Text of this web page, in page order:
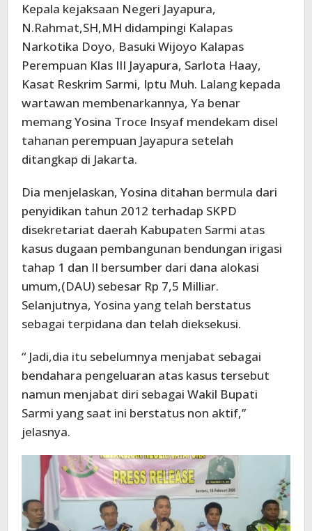
Kepala kejaksaan Negeri Jayapura,
N.Rahmat,SH,MH didampingi Kalapas
Narkotika Doyo, Basuki Wijoyo Kalapas
Perempuan Klas III Jayapura, Sarlota Haay,
Kasat Reskrim Sarmi, Iptu Muh. Lalang kepada
wartawan membenarkannya, Ya benar
memang Yosina Troce Insyaf mendekam disel
tahanan perempuan Jayapura setelah
ditangkap di Jakarta.
Dia menjelaskan, Yosina ditahan bermula dari
penyidikan tahun 2012 terhadap SKPD
disekretariat daerah Kabupaten Sarmi atas
kasus dugaan pembangunan bendungan irigasi
tahap 1 dan II bersumber dari dana alokasi
umum,(DAU) sebesar Rp 7,5 Milliar.
Selanjutnya, Yosina yang telah berstatus
sebagai terpidana dan telah dieksekusi.
“ Jadi,dia itu sebelumnya menjabat sebagai
bendahara pengeluaran atas kasus tersebut
namun menjabat diri sebagai Wakil Bupati
Sarmi yang saat ini berstatus non aktif,”
jelasnya.